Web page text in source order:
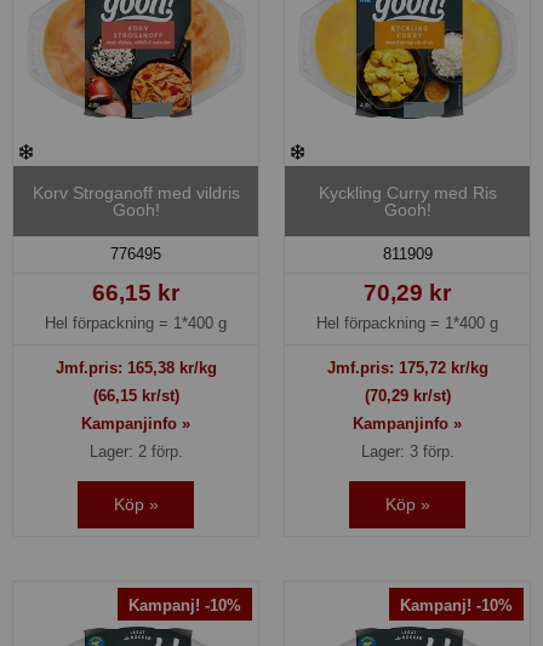
Korv Stroganoff med vildris
Gooh!
776495
66,15 kr
Hel förpackning = 1*400 g
Jmf.pris: 165,38kr/kg
(66,15 kr/st)
Kampanjinfo »
Lager: 2 förp.
Köp »
Kyckling Curry med Ris
Gooh!
811909
70,29 kr
Hel förpackning = 1*400 g
Jmf.pris: 175,72kr/kg
(70,29 kr/st)
Kampanjinfo »
Lager: 3 förp.
Köp »
Kampanj! -10% Kampanj! -10%